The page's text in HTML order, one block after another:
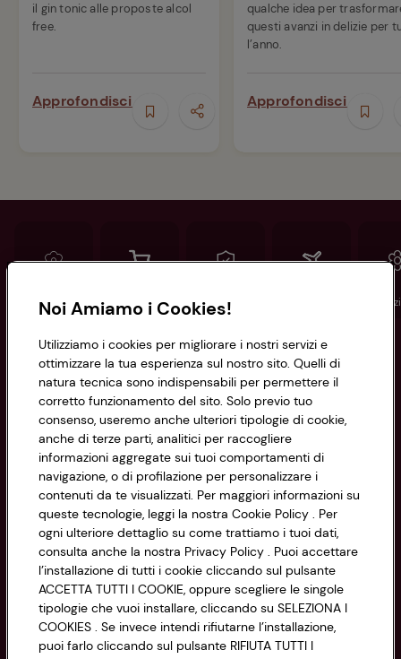
il gin tonic alle proposte alcol
free.
Approfondisci
qualche idea per
questi avanzi in delizie per
l’anno.
Approfondisci
Conad Spesa online Assicurazioni
Informazioni
Privacy Policy
Cookie Policy
Impostazioni Cookie
Accessibilità
CONAD SOCIETÀ COOPERATIVA
Via Michelino, 59 | 40127 BOLOGNA
Codice Fiscale e Registro Imprese
di Bologna 00865960157
PARTITA IVA 03320960374
Servizio clienti
Noi Amiamo i Cookies!
Utilizziamo i cookies per migliorare i nostri servizi e
ottimizzare la tua esperienza sul nostro sito. Quelli di
natura tecnica sono indispensabili per permettere il
corretto funzionamento del sito. Solo previo tuo
consenso, useremo anche ulteriori tipologie di cookie,
anche di terze parti, analitici per raccogliere
informazioni aggregate sui tuoi comportamenti di
navigazione, o di profilazione per personalizzare i
contenuti da te visualizzati. Per maggiori informazioni su
queste tecnologie, leggi la nostra Cookie Policy . Per
ogni ulteriore dettaglio su come trattiamo i tuoi dati,
consulta anche la nostra Privacy Policy . Puoi accettare
l’installazione di tutti i cookie cliccando sul pulsante
ACCETTA TUTTI I COOKIE, oppure scegliere le singole
tipologie che vuoi installare, cliccando su SELEZIONA I
COOKIES . Se invece intendi rifiutarne l’installazione,
puoi farlo cliccando sul pulsante RIFIUTA TUTTI I